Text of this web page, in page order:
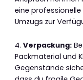
eine
Umzugs zur
4. Verpackung:
Packmaterial und
Gegenstände